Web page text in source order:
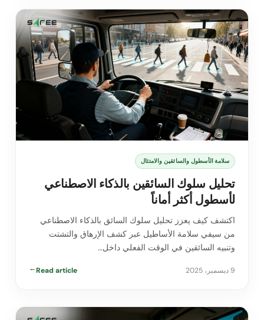
سلامة الأسطول والسائقين والامتثال
تحليل سلوك السائقين بالذكاء الاصطناعي
لأسطول أكثر أماناً
اكتشف كيف يعزز تحليل سلوك السائق بالذكاء الاصطناعي
من سيفي سلامة الأساطيل عبر كشف الإرهاق والتشتت
وتنبيه السائقين في الوقت الفعلي داخل…
9 ديسمبر، 2025 Read article
→